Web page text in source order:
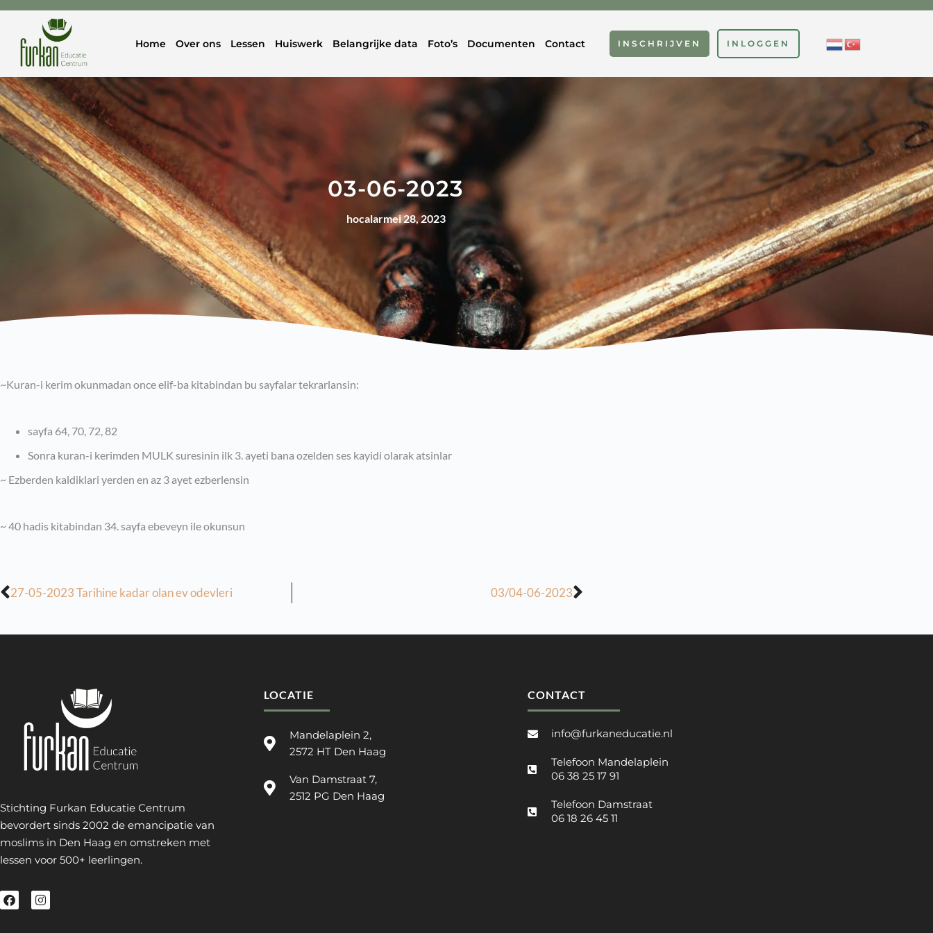
Home Over ons Lessen Huiswerk Belangrijke data Foto’s Documenten Contact INSCHRIJVEN INLOGGEN
03-06-2023
hocalarmei 28, 2023
~Kuran-i kerim okunmadan once elif-ba kitabindan bu sayfalar tekrarlansin:
sayfa 64, 70, 72, 82
Sonra kuran-i kerimden MULK suresinin ilk 3. ayeti bana ozelden ses kayidi olarak atsinlar
~ Ezberden kaldiklari yerden en az 3 ayet ezberlensin
~ 40 hadis kitabindan 34. sayfa ebeveyn ile okunsun
27-05-2023 Tarihine kadar olan ev odevleri 03/04-06-2023
Stichting Furkan Educatie Centrum
bevordert sinds 2002 de emancipatie van
moslims in Den Haag en omstreken met
lessen voor 500+ leerlingen.
LOCATIE
Mandelaplein 2,
2572 HT Den Haag
Van Damstraat 7,
2512 PG Den Haag
CONTACT
info@furkaneducatie.nl
Telefoon Mandelaplein
06 38 25 17 91
Telefoon Damstraat
06 18 26 45 11